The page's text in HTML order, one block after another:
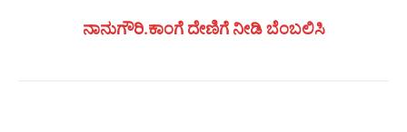
ನಾನುಗೌರಿ.ಕಾಂಗೆ ದೇಣಿಗೆ ನೀಡಿ ಬೆಂಬಲಿಸಿ